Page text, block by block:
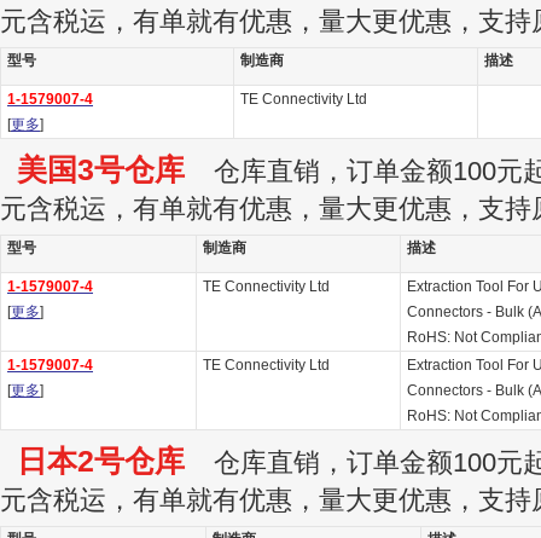
元含税运，有单就有优惠，量大更优惠，支持
型号 制造商 描述
1-1579007-4
[更多]
TE Connectivity Ltd
美国3号仓库 仓库直销，订单金额100元
元含税运，有单就有优惠，量大更优惠，支持
型号 制造商 描述
1-1579007-4
[更多]
TE Connectivity Ltd
Extraction Tool For
Connectors - Bulk
RoHS: Not
1-1579007-4
[更多]
TE Connectivity Ltd
Extraction Tool For
Connectors - Bulk
RoHS: Not
日本2号仓库 仓库直销，订单金额100元
元含税运，有单就有优惠，量大更优惠，支持